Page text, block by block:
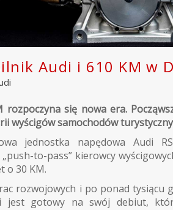
Audi i 610 KM w
się nowa era.
wyścigów samochodów
jednostka napędowa Audi
to-pass” kierowcy
o 30 KM.
rozwojowych i po ponad tysiącu
jest gotowy na swój debiut,